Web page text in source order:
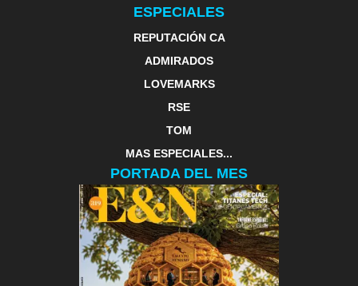
ESPECIALES
REPUTACIÓN CA
ADMIRADOS
LOVEMARKS
RSE
TOM
MAS ESPECIALES...
PORTADA DEL MES